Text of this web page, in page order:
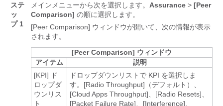
ステ
ッ
プ 1
メインメニューから次を選択します。 Assurance > [Peer
Comparison] の順に選択します。
[Peer Comparison] ウィンドウが開いて、次の情報が表示
されます。
[Peer Comparison] ウィンドウ
アイテム
説明
[KPI]
ド
ロップダ
ウンリス
ト
ドロップダウンリストで KPI を選択しま
す。[Radio Throughput] （デフォルト）、
[Cloud Apps Throughput] 、[Radio Resets]
[Packet Failure Rate] 、[Interference]